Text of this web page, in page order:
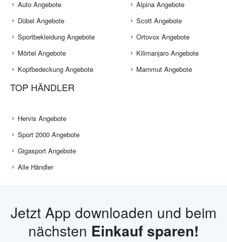
Auto Angebote
Dübel Angebote
Sportbekleidung Angebote
Mörtel Angebote
Kopfbedeckung Angebote
Alpina Angebote
Scott Angebote
Ortovox Angebote
Kilimanjaro Angebote
Mammut Angebote
TOP HÄNDLER
Hervis Angebote
Sport 2000 Angebote
Gigasport Angebote
Alle Händler
Jetzt App downloaden und beim
nächsten Einkauf sparen!